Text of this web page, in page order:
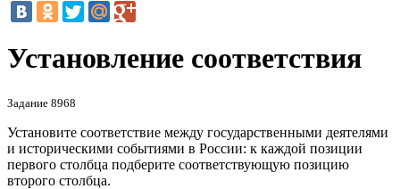
Установление соответствия
Задание 8968
Установите соответствие между государственными деятелями
и историческими событиями в России: к каждой позиции
первого столбца подберите соответствующую позицию
второго столбца.